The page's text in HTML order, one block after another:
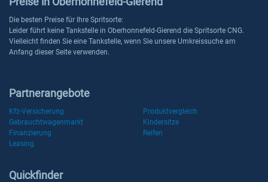
Die besten Preise für Ihre Spritsorte:
Leider führt keine Tankstelle in Oberhonnefeld-Gierend die Spritsorte CNG.
Vielleicht finden Sie eine Tankstelle, wenn Sie unsere Umkreissuche am
Anfang dieser Seite verwenden.
Partnerangebote
Kfz-Versicherung
Produktvergleich
Gebrauchtwagenmarkt
Kindersitze
Finanzierung
Reifen
Leasing
Quickfinder